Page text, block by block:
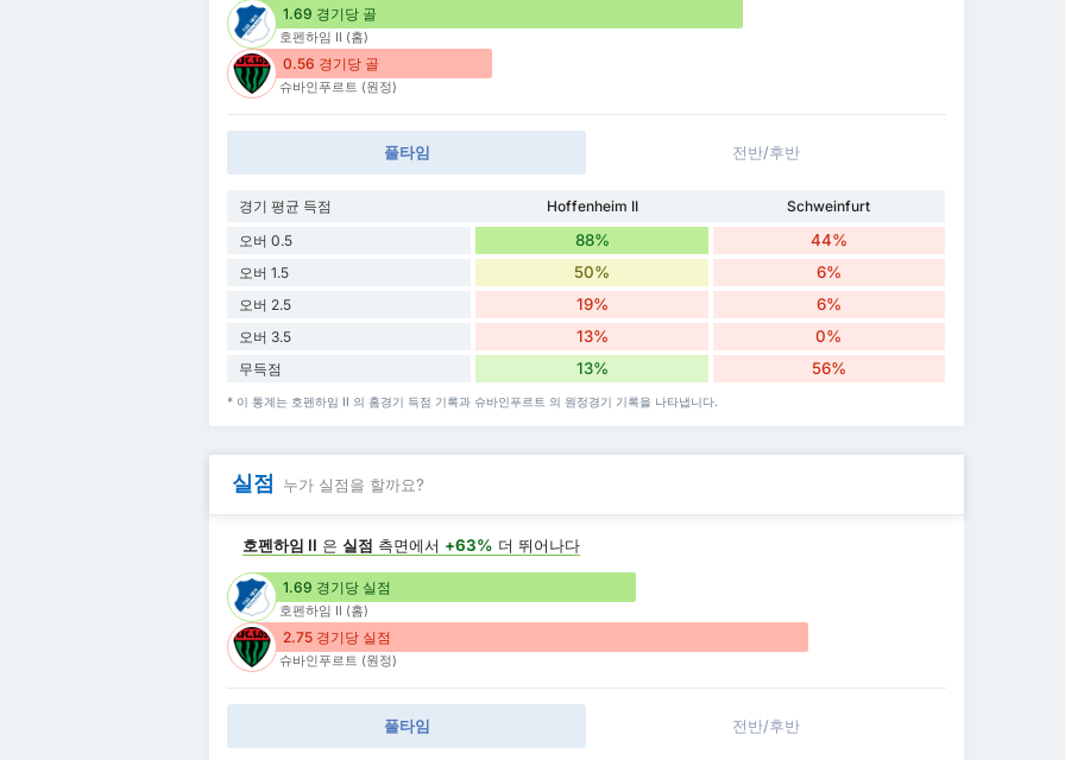
1.69 경기당 골
호펜하임 II (홈)
0.56 경기당 골
슈바인푸르트 (원정)
풀타임 전반/후반
경기 평균 득점 Hoffenheim II
Schweinfurt
오버 0.5
88% 44%
오버 1.5 50% 6%
오버 2.5 19% 6%
오버 3.5 13% 0%
무득점 13% 56%
* 이 통계는 호펜하임 II 의 홈경기 득점 기록과 슈바인푸르트 의 원정경기 기록을 나타냅니다.
실점 누가 실점을 할까요?
호펜하임 II 은실점 측면에서 +63% 더 뛰어나다
1.69 경기당 실점
호펜하임 II (홈)
2.75 경기당 실점
슈바인푸르트 (원정)
풀타임 전반/후반